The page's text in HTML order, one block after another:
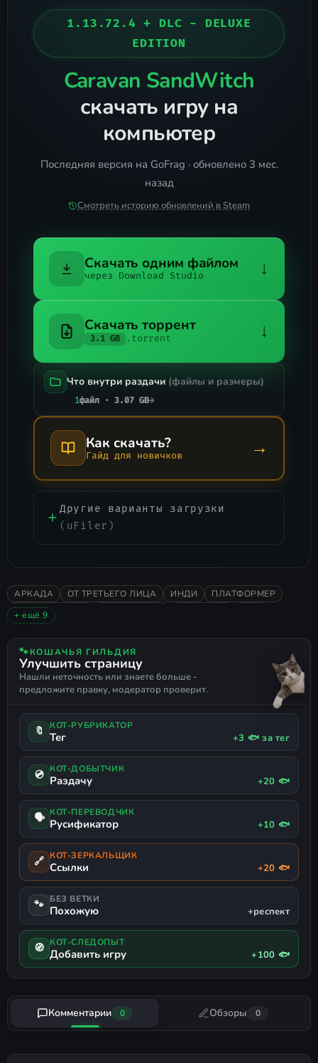
1.13.72.4 + DLC - DELUXE
EDITION
Caravan SandWitch
скачать игру на
компьютер
Последняя версия на GoFrag · обновлено 3 мес.
назад
Смотреть историю обновлений в Steam
Скачать одним файлом
через Download Studio ↓
Скачать торрент
3.1 GB .torrent ↓
Что внутри раздачи (файлы и размеры)
1файл · 3.07 GB→
Как скачать?
Гайд для новичков →
Другие варианты загрузки
(uFiler)
АРКАДА ОТ ТРЕТЬЕГО ЛИЦА ИНДИ
ПЛАТФОРМЕР
ПРИКЛЮЧЕНИЯ
КРАСОЧНАЯ
ИНТЕРАКТИВНАЯ ФАНТАСТИКА
ПОДДЕРЖКА ГЕЙМПАДА
+ ещё 9
🐾КОШАЧЬЯ ГИЛЬДИЯ
Улучшить страницу
Нашли неточность или знаете больше -
предложите правку, модератор проверит.
🔖 КОТ-РУБРИКАТОР
Тег +3 🐟 за тег
💿 КОТ-ДОБЫТЧИК
Раздачу +20 🐟
🗣 КОТ-ПЕРЕВОДЧИК
Русификатор +10 🐟
🔗 КОТ-ЗЕРКАЛЬЩИК
Ссылки +20 🐟
🐾 БЕЗ ВЕТКИ
Похожую +респект
🧭 КОТ-СЛЕДОПЫТ
Добавить игру +100 🐟
Комментарии 0 Обзоры 0